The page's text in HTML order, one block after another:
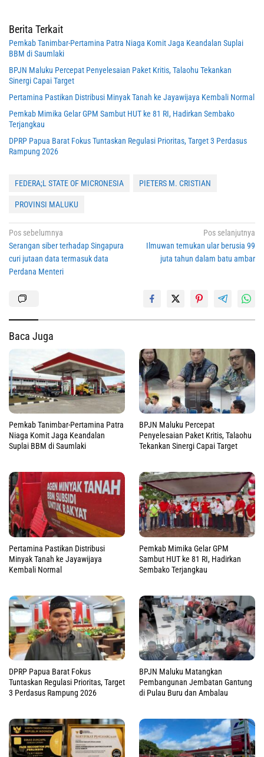
Berita Terkait
Pemkab Tanimbar-Pertamina Patra Niaga Komit Jaga Keandalan Suplai
BBM di Saumlaki
BPJN Maluku Percepat Penyelesaian Paket Kritis, Talaohu Tekankan
Sinergi Capai Target
Pertamina Pastikan Distribusi Minyak Tanah ke Jayawijaya Kembali Normal
Pemkab Mimika Gelar GPM Sambut HUT ke 81 RI, Hadirkan Sembako
Terjangkau
DPRP Papua Barat Fokus Tuntaskan Regulasi Prioritas, Target 3 Perdasus
Rampung 2026
FEDERA;L STATE OF MICRONESIA PIETERS M. CRISTIAN
PROVINSI MALUKU
Navigasi
pos
Pos sebelumnya
Serangan siber terhadap Singapura
curi jutaan data termasuk data
Perdana Menteri
Pos selanjutnya
Ilmuwan temukan ular berusia 99
juta tahun dalam batu ambar
Baca Juga
Pemkab Tanimbar-Pertamina Patra
Niaga Komit Jaga Keandalan
Suplai BBM di Saumlaki
BPJN Maluku Percepat
Penyelesaian Paket Kritis, Talaohu
Tekankan Sinergi Capai Target
Pertamina Pastikan Distribusi
Minyak Tanah ke Jayawijaya
Kembali Normal
Pemkab Mimika Gelar GPM
Sambut HUT ke 81 RI, Hadirkan
Sembako Terjangkau
DPRP Papua Barat Fokus
Tuntaskan Regulasi Prioritas, Target
3 Perdasus Rampung 2026
BPJN Maluku Matangkan
Pembangunan Jembatan Gantung
di Pulau Buru dan Ambalau